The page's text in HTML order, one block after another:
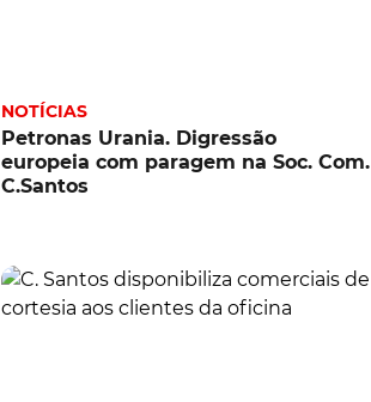
NOTÍCIAS
Petronas Urania. Digressão
europeia com paragem na Soc. Com.
C.Santos